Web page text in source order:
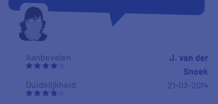
Aanbevelen
Duidelijkheid
J. van der
Snoek
21-03-2014